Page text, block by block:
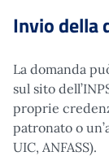
Invio della
La domanda
sul sito
proprie
patronato o
UIC, ANFASS).